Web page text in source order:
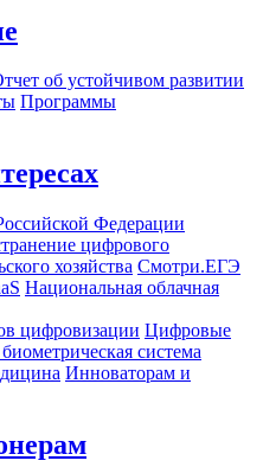
об устойчивом развитии
Программы
Федерации
цифрового
хозяйства Смотри.ЕГЭ
Национальная облачная
цифровизации Цифровые
система
Инноваторам и